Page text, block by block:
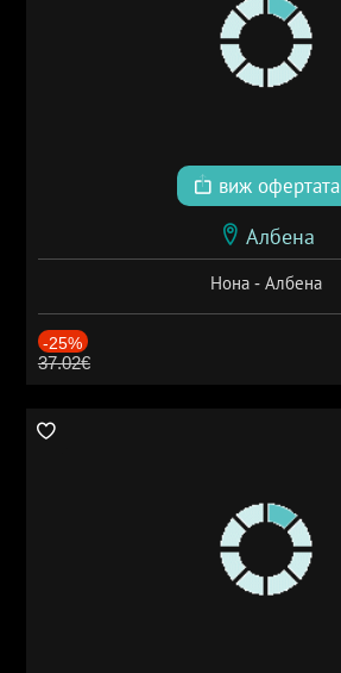
виж офертата
Албена
Нона - Албена
-25%
37.02€